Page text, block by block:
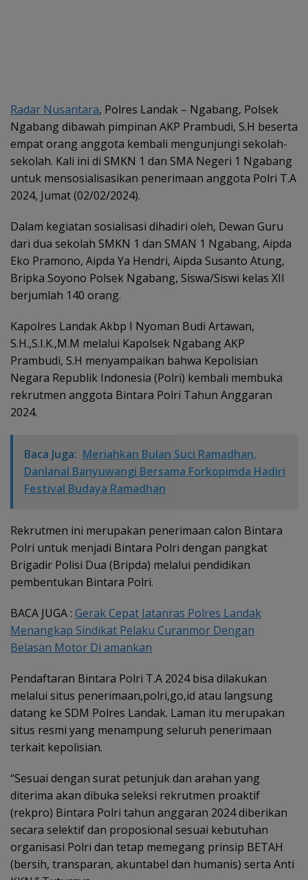
Radar Nusantara, Polres Landak – Ngabang, Polsek
Ngabang dibawah pimpinan AKP Prambudi, S.H beserta
empat orang anggota kembali mengunjungi sekolah-
sekolah. Kali ini di SMKN 1 dan SMA Negeri 1 Ngabang
untuk mensosialisasikan penerimaan anggota Polri T.A
2024, Jumat (02/02/2024).
Dalam kegiatan sosialisasi dihadiri oleh, Dewan Guru
dari dua sekolah SMKN 1 dan SMAN 1 Ngabang, Aipda
Eko Pramono, Aipda Ya Hendri, Aipda Susanto Atung,
Bripka Soyono Polsek Ngabang, Siswa/Siswi kelas XII
berjumlah 140 orang.
Kapolres Landak Akbp I Nyoman Budi Artawan,
S.H.,S.I.K.,M.M melalui Kapolsek Ngabang AKP
Prambudi, S.H menyampaikan bahwa Kepolisian
Negara Republik Indonesia (Polri) kembali membuka
rekrutmen anggota Bintara Polri Tahun Anggaran
2024.
Baca Juga: Meriahkan Bulan Suci Ramadhan,
Danlanal Banyuwangi Bersama Forkopimda Hadiri
Festival Budaya Ramadhan
Rekrutmen ini merupakan penerimaan calon Bintara
Polri untuk menjadi Bintara Polri dengan pangkat
Brigadir Polisi Dua (Bripda) melalui pendidikan
pembentukan Bintara Polri.
BACA JUGA : Gerak Cepat Jatanras Polres Landak
Menangkap Sindikat Pelaku Curanmor Dengan
Belasan Motor Di amankan
Pendaftaran Bintara Polri T.A 2024 bisa dilakukan
melalui situs penerimaan,polri,go,id atau langsung
datang ke SDM Polres Landak. Laman itu merupakan
situs resmi yang menampung seluruh penerimaan
terkait kepolisian.
“Sesuai dengan surat petunjuk dan arahan yang
diterima akan dibuka seleksi rekrutmen proaktif
(rekpro) Bintara Polri tahun anggaran 2024 diberikan
secara selektif dan proposional sesuai kebutuhan
organisasi Polri dan tetap memegang prinsip BETAH
(bersih, transparan, akuntabel dan humanis) serta Anti